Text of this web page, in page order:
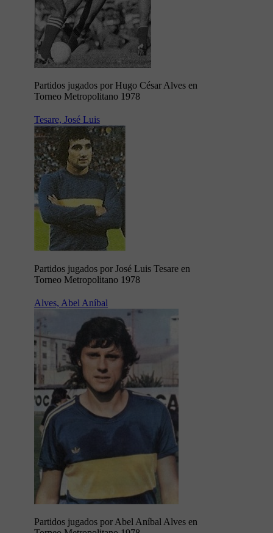
Partidos jugados por Hugo César Alves en
Torneo Metropolitano 1978
Tesare, José Luis
Partidos jugados por José Luis Tesare en
Torneo Metropolitano 1978
Alves, Abel Aníbal
Partidos jugados por Abel Aníbal Alves en